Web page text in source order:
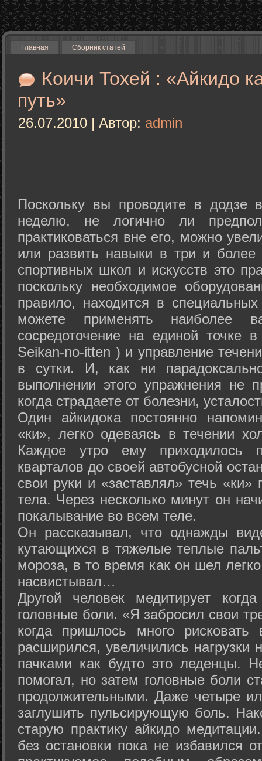
Главная Сборник статей
Коичи Тохей : «Айкидо
путь»
26.07.2010 | Автор: admin
Поскольку вы проводите в додзе
неделю, не логично ли
практиковаться вне его, можно
или развить навыки в три и
спортивных школ и искусств это
поскольку необходимое
правило, находится в
можете применять наиболее
сосредоточение на единой точке
Seikan-­no-­itten ) и управление
в сутки. И, как ни
выполнении этого упражнения не
когда страдаете от болезни,
Один айкидока постоянно
«ки», легко одеваясь в течении
Каждое утро ему приходилось
кварталов до своей автобусной
свои руки и «заставлял» течь «ки»
тела. Через несколько минут он
покалывание во всем теле.
Он рассказывал, что однажды
кутающихся в тяжелые теплые
мороза, в то время как он шел
насвистывал…
Другой человек медитирует
головные боли. «Я забросил свои
когда пришлось много
расширился, увеличились нагрузки
пачками как будто это леденцы.
помогал, но затем головные боли
продолжительными. Даже четыре
заглушить пульсирующую боль.
старую практику айкидо
без остановки пока не избавился